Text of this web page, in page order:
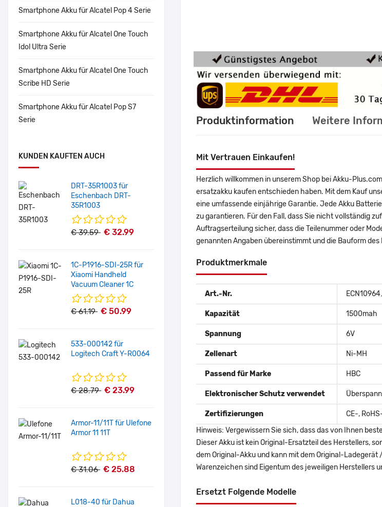
Smartphone Akku für Alcatel Pop 4 Serie
Smartphone Akku für Alcatel One Touch
Idol Ultra Serie
Smartphone Akku für Alcatel One Touch
Scribe HD Serie
Smartphone Akku für Alcatel Pop S7
Serie
KUNDEN KAUFTEN AUCH
DRT-35R1003 für
Eschenbach DRT-
35R1003
€ 39.59 € 32.99
1C-P1916-SDI-25R für
Xiaomi Handheld
Vacuum Cleaner 1C
€ 61.19 € 50.99
533-000142 für
Logitech Craft Y-R0064
€ 28.79 € 23.99
Armor-11/11T für Ulefone
Armor 11 11T
€ 31.06 € 25.88
L018-40 für Dahua
Produktinformation Weitere
Mit Vertrauen Einkaufen!
Herzlich willkommen in unserem Shop bei Akku-
ersatzakku kaufen entschieden haben. Mit dem Kauf
eine umfassende einjährige Garantie. Jede Akku
zu garantieren. Für den Fall, dass Sie nicht vollständig
Auftragserteilung sicher, dass die Teilenummer oder
genannten Angaben übereinstimmt und die Bauform
Produktmerkmale
Art.-Nr.
Kapazität 1500mah
Spannung 6V
Zellenart Ni-MH
Passend für Marke HBC
Elektronischer Schutz verwendet
Zertifizierungen
CE-,
Hinweis: Vergewissern Sie sich, dass das von Ihnen
Dieser Akku ist kein Original-Ersatzteil des Herstellers,
dem Original-Akku und kann mit dem Original-
Warenzeichen sind Eigentum des jeweiligen Herstellers
Ersetzt Folgende Modelle